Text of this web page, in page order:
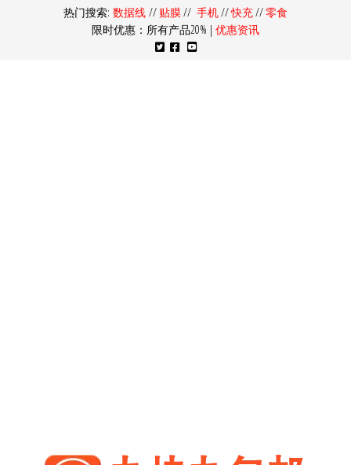
热门搜索: 数据线 // 贴膜// 手机//快充//零食
限时优惠：所有产品20% | 优惠资讯